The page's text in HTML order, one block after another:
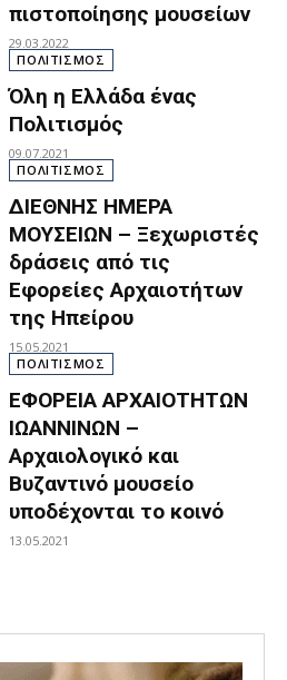
πιστοποίησης μουσείων
29.03.2022
ΠΟΛΙΤΙΣΜΟΣ
Όλη η Ελλάδα ένας
Πολιτισμός
09.07.2021
ΠΟΛΙΤΙΣΜΟΣ
ΔΙΕΘΝΗΣ ΗΜΕΡΑ
ΜΟΥΣΕΙΩΝ – Ξεχωριστές
δράσεις από τις
Εφορείες Αρχαιοτήτων
της Ηπείρου
15.05.2021
ΠΟΛΙΤΙΣΜΟΣ
ΕΦΟΡΕΙΑ ΑΡΧΑΙΟΤΗΤΩΝ
ΙΩΑΝΝΙΝΩΝ –
Αρχαιολογικό και
Βυζαντινό μουσείο
υποδέχονται το κοινό
13.05.2021